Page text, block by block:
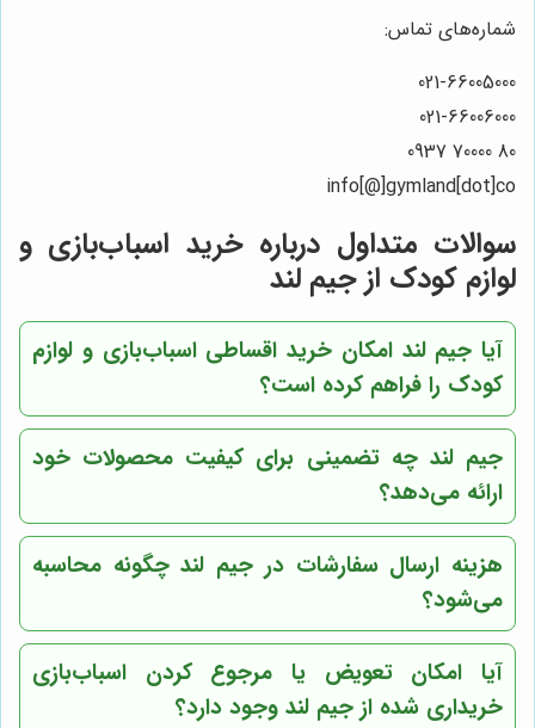
شماره‌های تماس:
021-66005000
021-66006000
80 70000 0937
info[@]gymland[dot]co
سوالات متداول درباره خرید اسباب‌بازی و
لوازم کودک از جیم لند
آیا جیم لند امکان خرید اقساطی اسباب‌بازی و لوازم
کودک را فراهم کرده است؟
جیم لند چه تضمینی برای کیفیت محصولات خود
ارائه می‌دهد؟
هزینه ارسال سفارشات در جیم لند چگونه محاسبه
می‌شود؟
آیا امکان تعویض یا مرجوع کردن اسباب‌بازی
خریداری شده از جیم لند وجود دارد؟